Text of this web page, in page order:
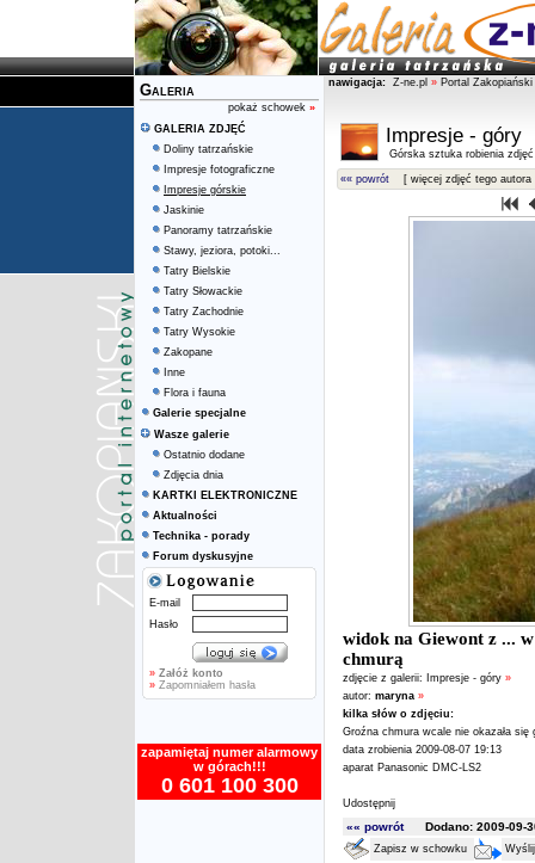
Galeria
pokaż schowek »
GALERIA ZDJĘĆ
Doliny tatrzańskie
Impresje fotograficzne
Impresje górskie
Jaskinie
Panoramy tatrzańskie
Stawy, jeziora, potoki...
Tatry Bielskie
Tatry Słowackie
Tatry Zachodnie
Tatry Wysokie
Zakopane
Inne
Flora i fauna
Galerie specjalne
Wasze galerie
Ostatnio dodane
Zdjęcia dnia
KARTKI ELEKTRONICZNE
Aktualności
Technika - porady
Forum dyskusyjne
E-mail
Hasło
» Załóż konto
» Zapomniałem hasła
zapamiętaj numer alarmowy
w górach!!!
0 601 100 300
nawigacja: Z-ne.pl » Portal Zakopiański
Impresje - góry
Górska sztuka robienia zdjęć
«« powrót [ więcej zdjęć tego autora
widok na Giewont z ...
chmurą
zdjęcie z galerii: Impresje - góry »
autor: maryna »
kilka słów o zdjęciu:
Groźna chmura wcale nie okazała się
data zrobienia 2009-08-07 19:13
aparat Panasonic DMC-LS2
Udostępnij
«« powrótDodano: 2009-09-
Zapisz w schowku